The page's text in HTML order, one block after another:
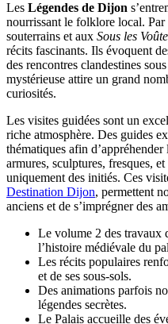
Les Légendes de Dijon
nourrissant le folklore local.
souterrains et aux Sous les
récits fascinants. Ils évoquent
des rencontres clandestines
mystérieuse attire un grand
curiosités.
Les visites guidées sont un
riche atmosphère. Des guides
thématiques afin d’appréhender
armures, sculptures, fresques,
uniquement des initiés. Ces
Destination Dijon, permettent
anciens et de s’imprégner des
Le volume 2 des travaux
l’histoire médiévale du
Les récits populaires
et de ses sous-sols.
Des animations parfois
légendes secrètes.
Le Palais accueille des